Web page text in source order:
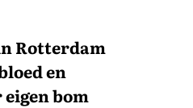
Rotterdam
en
bom